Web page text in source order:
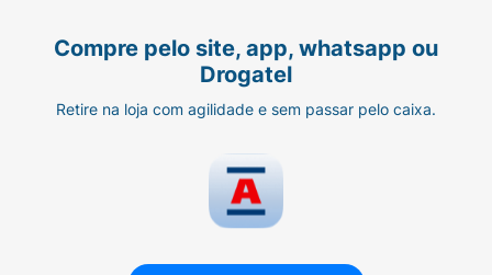
Compre pelo site, app, whatsapp ou
Drogatel
Retire na loja com agilidade e sem passar pelo caixa.